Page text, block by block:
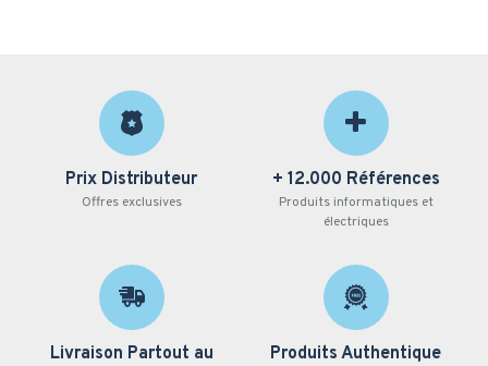
carburant et optimise la puissance du moteur tout en
prolongeant sa durée de vie
STAGE V (2016/1628 EU) : Ce produit est conforme à la
nouvelle règlementation des émissions polluantes en Europe
PERFORM 4500 C5
Puissance max (kVA)
Puissance assignée COP (kW) 3,2
Prix Distributeur
Offres exclusives
+ 12.000 Références
Produits informatiques et
électriques
Livraison Partout au
Produits Authentique